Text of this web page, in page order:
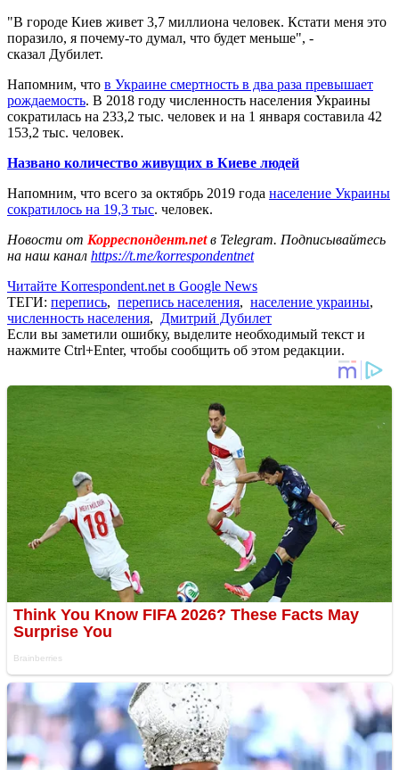
"В городе Киев живет 3,7 миллиона человек. Кстати меня это
поразило, я почему-то думал, что будет меньше", -
сказал Дубилет.
Напомним, что в Украине смертность в два раза превышает
рождаемость. В 2018 году численность населения Украины
сократилась на 233,2 тыс. человек и на 1 января составила 42
153,2 тыс. человек.
Названо количество живущих в Киеве людей
Напомним, что всего за октябрь 2019 года население Украины
сократилось на 19,3 тыс. человек.
Новости от Корреспондент.netв Telegram. Подписывайтесь
на наш канал https://t.me/korrespondentnet
Читайте Korrespondent.net в Google News
ТЕГИ: перепись, перепись населения, население украины,
численность населения, Дмитрий Дубилет
Если вы заметили ошибку, выделите необходимый текст и
нажмите Ctrl+Enter, чтобы сообщить об этом редакции.